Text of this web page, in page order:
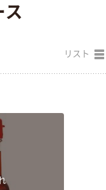
リスト